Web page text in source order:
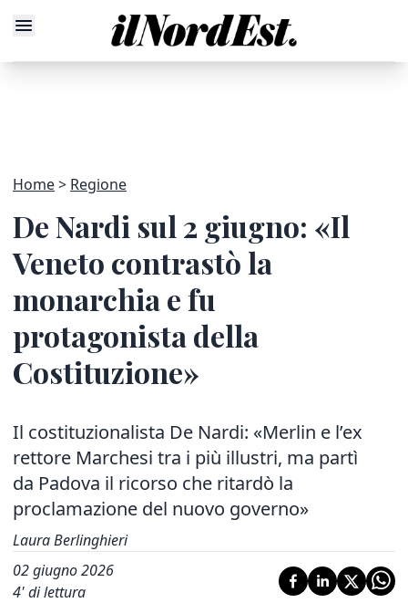
Home Regione
De Nardi sul 2 giugno: «Il
Veneto contrastò la
monarchia e fu
protagonista della
Costituzione»
Il costituzionalista De Nardi: «Merlin e l’ex
rettore Marchesi tra i più illustri, ma partì
da Padova il ricorso che ritardò la
proclamazione del nuovo governo»
Laura Berlinghieri
02 giugno 2026
4' di lettura